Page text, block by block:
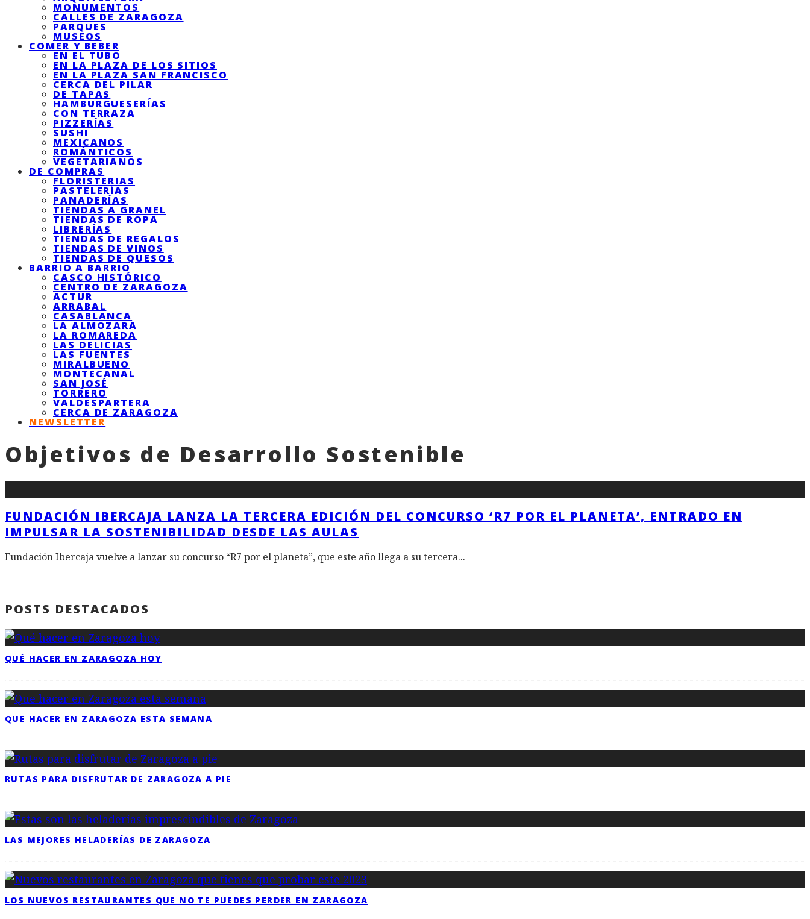
MONUMENTOS
CALLES DE ZARAGOZA
PARQUES
MUSEOS
COMER Y BEBER
EN EL TUBO
EN LA PLAZA DE LOS SITIOS
EN LA PLAZA SAN FRANCISCO
CERCA DEL PILAR
DE TAPAS
HAMBURGUESERÍAS
CON TERRAZA
PIZZERÍAS
SUSHI
MEXICANOS
ROMÁNTICOS
VEGETARIANOS
DE COMPRAS
FLORISTERIAS
PASTELERÍAS
PANADERÍAS
TIENDAS A GRANEL
TIENDAS DE ROPA
LIBRERÍAS
TIENDAS DE REGALOS
TIENDAS DE VINOS
TIENDAS DE QUESOS
BARRIO A BARRIO
CASCO HISTÓRICO
CENTRO DE ZARAGOZA
ACTUR
ARRABAL
CASABLANCA
LA ALMOZARA
LA ROMAREDA
LAS DELICIAS
LAS FUENTES
MIRALBUENO
MONTECANAL
SAN JOSÉ
TORRERO
VALDESPARTERA
CERCA DE ZARAGOZA
NEWSLETTER
Objetivos de Desarrollo Sostenible
FUNDACIÓN IBERCAJA LANZA LA TERCERA EDICIÓN DEL CONCURSO ‘R7 POR EL PLANETA’, ENTRADO EN
IMPULSAR LA SOSTENIBILIDAD DESDE LAS AULAS
Fundación Ibercaja vuelve a lanzar su concurso “R7 por el planeta”, que este año llega a su tercera...
POSTS DESTACADOS
QUÉ HACER EN ZARAGOZA HOY
QUE HACER EN ZARAGOZA ESTA SEMANA
RUTAS PARA DISFRUTAR DE ZARAGOZA A PIE
LAS MEJORES HELADERÍAS DE ZARAGOZA
LOS NUEVOS RESTAURANTES QUE NO TE PUEDES PERDER EN ZARAGOZA